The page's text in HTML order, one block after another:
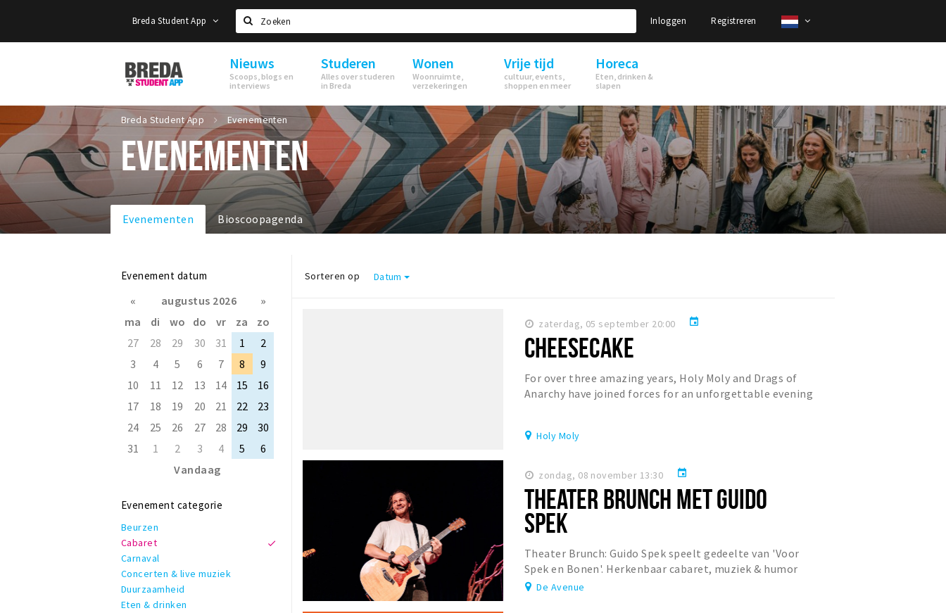
Breda Student App
Zoeken
Inloggen Registreren
Breda
Student
Nieuws
Scoops, blogs en
interviews
Studeren
Alles over studeren
in Breda
Wonen
Woonruimte,
verzekeringen
Vrije tijd
cultuur, events,
shoppen en meer
Horeca
Eten, drinken &
slapen
Breda Student App Evenementen
EVENEMENTEN
Evenementen Bioscoopagenda
Evenement datum
« augustus 2026
»
ma
di wo do vr za
zo
27
28 29 30 31 1
2
3
4 5 6 7 8
9
10
11 12 13 14 15
16
17
18 19 20 21 22
23
24
25 26 27 28 29
30
31
1 2 3 4 5
6
Vandaag
Evenement categorie
Beurzen
Cabaret
Carnaval
Concerten & live muziek
Duurzaamheid
Eten & drinken
Sorteren op Datum
zaterdag, 05 september 20:00 event
CHEESECAKE
For over three amazing years, Holy Moly and Drags of
Anarchy have joined forces for an unforgettable evening
Holy Moly
zondag, 08 november 13:30 event
THEATER BRUNCH MET GUIDO
SPEK
Theater Brunch: Guido Spek speelt gedeelte van 'Voor
Spek en Bonen'. Herkenbaar cabaret, muziek & humor
tijdens een heerlijke brunch. Reserveer nu!
De Avenue